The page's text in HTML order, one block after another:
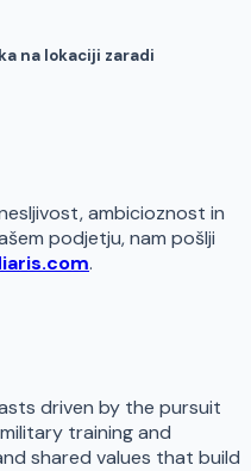
na lokaciji zaradi
ambicioznost in
podjetju, nam pošlji
.
driven by the pursuit
training and
shared values that build